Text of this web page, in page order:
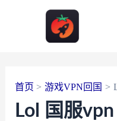
首页 游戏VPN回国
Lol 国服vpn